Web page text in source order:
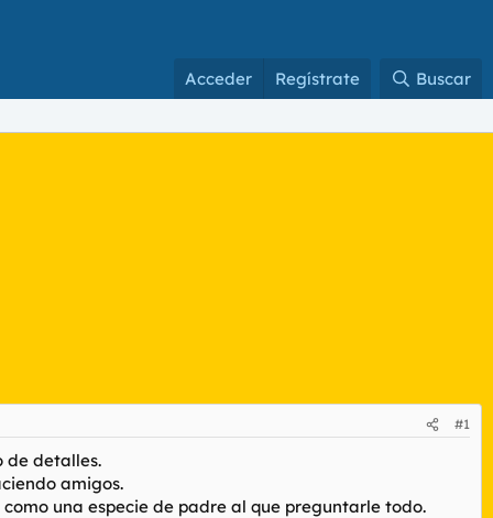
Acceder Regístrate Buscar
#1
de detalles.
amigos.
una especie de padre al que preguntarle todo.